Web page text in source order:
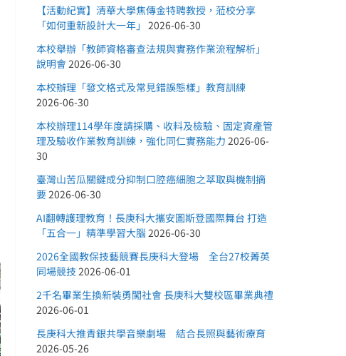
【活動紀實】清華大學焦傳金特聘教授，蒞校分享
「如何重新設計大一年」 2026-06-30
本校舉辦「教師資格審查法規與實務作業流程解析」
說明會2026-06-30
本校辦理「發文格式及常見錯誤態樣」教育訓練
2026-06-30
本校辦理114學年度請採購、收料及檢驗、固定資產管
理及驗收作業教育訓練，強化同仁實務能力 2026-06-
30
臺灣山苦瓜關鍵成分抑制口腔癌細胞之萃取與機制摘
要2026-06-30
AI翻轉護理教育！長庚科大攜安圖斯登國際舞台 打造
「五合一」精準學習大腦 2026-06-30
2026全國教保技藝競賽長庚科大登場 全台27校菁英
同場競技 2026-06-01
2千名畢業生換新裝勇闖社會 長庚科大雙校區畢業典禮
2026-06-01
長庚科大推青銀共學音樂劇場 結合長照與藝術療育
2026-05-26